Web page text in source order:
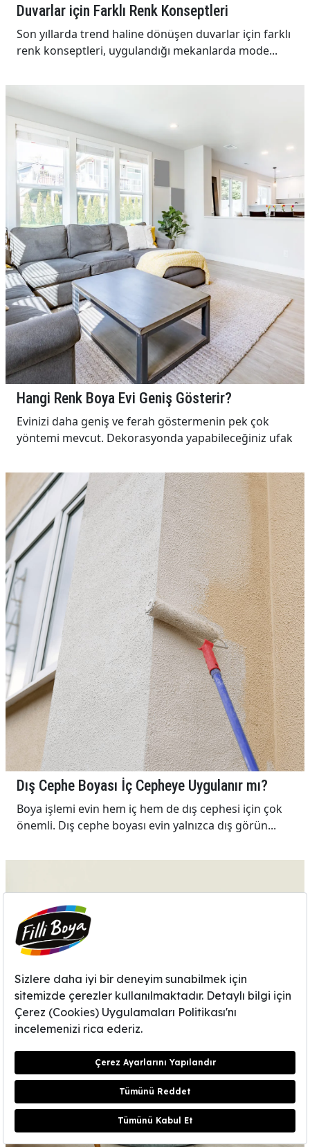
Duvarlar için Farklı Renk Konseptleri
Son yıllarda trend haline dönüşen duvarlar için farklı
renk konseptleri, uygulandığı mekanlarda mode...
Hangi Renk Boya Evi Geniş Gösterir?
Evinizi daha geniş ve ferah göstermenin pek çok
yöntemi mevcut. Dekorasyonda yapabileceğiniz ufak
Dış Cephe Boyası İç Cepheye Uygulanır mı?
Boya işlemi evin hem iç hem de dış cephesi için çok
önemli. Dış cephe boyası evin yalnızca dış görün...